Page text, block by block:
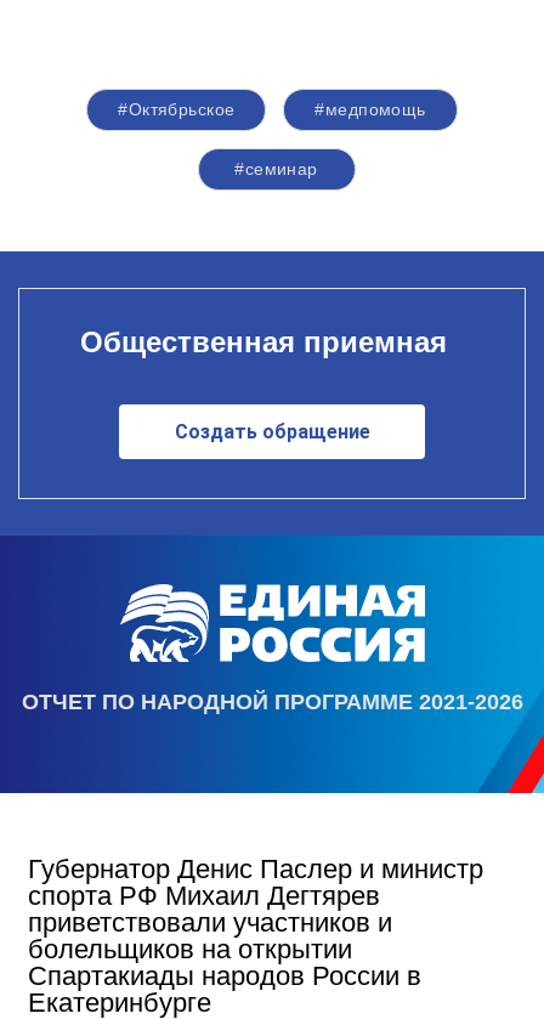
#Октябрьское #медпомощь
#семинар
Общественная приемная
Создать обращение
ОТЧЕТ ПО НАРОДНОЙ ПРОГРАММЕ 2021-2026
Губернатор Денис Паслер и министр
спорта РФ Михаил Дегтярев
приветствовали участников и
болельщиков на открытии
Спартакиады народов России в
Екатеринбурге